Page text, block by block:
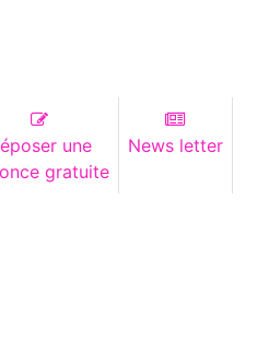
une
gratuite
News letter